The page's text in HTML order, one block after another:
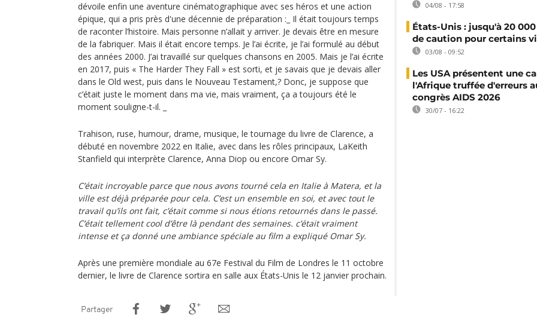
dévoile enfin une aventure cinématographique avec ses héros et une action
épique, qui a pris près d'une décennie de préparation :_ Il était toujours temps
de raconter l’histoire. Mais personne n’allait y arriver. Je devais être en mesure
de la fabriquer. Mais il était encore temps. Je l’ai écrite, je l’ai formulé au début
des années 2000. J’ai travaillé sur quelques chansons en 2005. Mais je l’ai écrite
en 2017, puis « The Harder They Fall » est sorti, et je savais que je devais aller
dans le Old west, puis dans le Nouveau Testament,? Donc, je suppose que
c’était juste le moment dans ma vie, mais vraiment, ça a toujours été le
moment souligne-t-il. _
Trahison, ruse, humour, drame, musique, le tournage du livre de Clarence, a
débuté en novembre 2022 en Italie, avec dans les rôles principaux, LaKeith
Stanfield qui interprète Clarence, Anna Diop ou encore Omar Sy.
C’était incroyable parce que nous avons tourné cela en Italie à Matera, et la
ville est déjà préparée pour cela. C’est un ensemble en soi, et avec tout le
travail qu’ils ont fait, c’était comme si nous étions retournés dans le passé.
C’était tellement cool d’être là pendant des semaines. c’était vraiment
intense et ça donné une ambiance spéciale au film a expliqué Omar Sy.
Après une première mondiale au 67e Festival du Film de Londres le 11 octobre
dernier, le livre de Clarence sortira en salle aux États-Unis le 12 janvier prochain.
04/08 - 17:58
États-Unis : jusqu'à 20
de caution pour certains
03/08 - 09:52
Les USA présentent une
l'Afrique truffée d'erreurs
congrès AIDS 2026
30/07 - 16:22
Partager